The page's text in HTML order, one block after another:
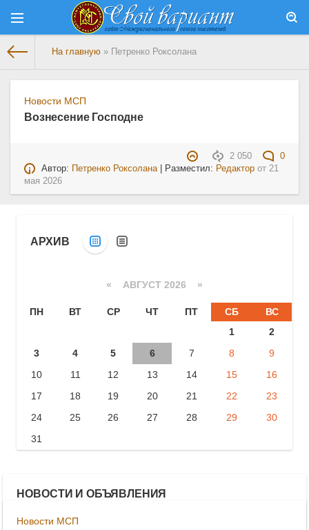
На главную » Петренко Роксолана
Новости МСП
Вознесение Господне
2 050
0
Автор:
Петренко Роксолана| Разместил: Редактор от21
мая 2026
АРХИВ
« АВГУСТ 2026 »
ПН ВТ СР ЧТ ПТ СБ
ВС
1
2
3
4 5 6 7 8
9
10
11 12 13 14 15
16
17
18 19 20 21 22
23
24
25 26 27 28 29
30
31
НОВОСТИ И ОБЪЯВЛЕНИЯ
Новости МСП